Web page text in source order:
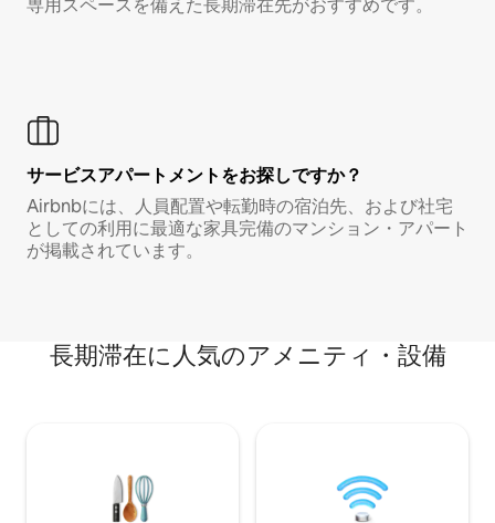
専用スペースを備えた長期滞在先がおすすめです。
サービスアパートメントをお探しですか？
Airbnbには、人員配置や転勤時の宿泊先、および社宅
としての利用に最適な家具完備のマンション・アパート
が掲載されています。
長期滞在に人気のアメニティ・設備